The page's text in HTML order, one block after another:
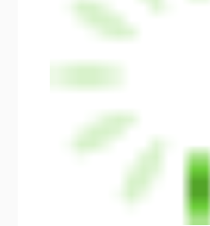
关键点P
Power density spectrum of